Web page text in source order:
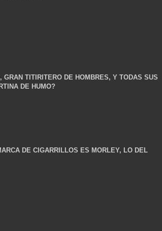
TITIRITERO DE HOMBRES, Y TODAS SUS
DE HUMO?
DE CIGARRILLOS ES MORLEY, LO DEL